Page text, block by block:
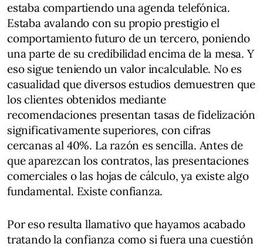
estaba compartiendo una agenda telefónica.
Estaba avalando con su propio prestigio el
comportamiento futuro de un tercero, poniendo
una parte de su credibilidad encima de la mesa. Y
eso sigue teniendo un valor incalculable. No es
casualidad que diversos estudios demuestren que
los clientes obtenidos mediante
recomendaciones presentan tasas de fidelización
significativamente superiores, con cifras
cercanas al 40%. La razón es sencilla. Antes de
que aparezcan los contratos, las presentaciones
comerciales o las hojas de cálculo, ya existe algo
fundamental. Existe confianza.
Por eso resulta llamativo que hayamos acabado
tratando la confianza como si fuera una cuestión